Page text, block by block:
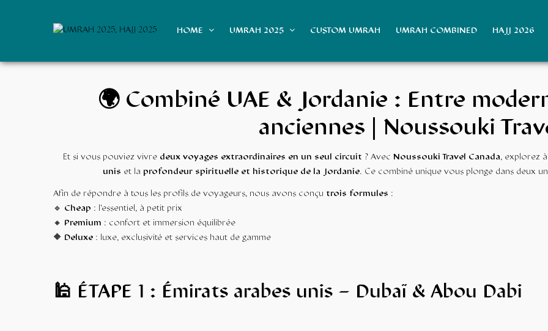
HOME UMRAH 2025 CUSTOM UMRAH UMRAH COMBINED HAJJ 2026
🌍 Combiné UAE & Jordanie : Entre
anciennes | Noussouki
Et si vous pouviez vivre deux voyages extraordinaires en un seul circuit ? Avec Noussouki Travel Canada, explorez
unis et la profondeur spirituelle et historique de la Jordanie. Ce combiné unique vous plonge dans deux
Afin de répondre à tous les profils de voyageurs, nous avons conçu trois formules :
🔹 Cheap : l’essentiel, à petit prix
🔸 Premium : confort et immersion équilibrée
🔶 Deluxe : luxe, exclusivité et services haut de gamme
🕌 ÉTAPE 1 : Émirats arabes unis – Dubaï & Abou Dabi